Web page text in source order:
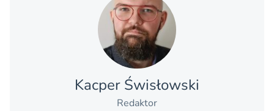
Kacper Świsło­wski
Redaktor